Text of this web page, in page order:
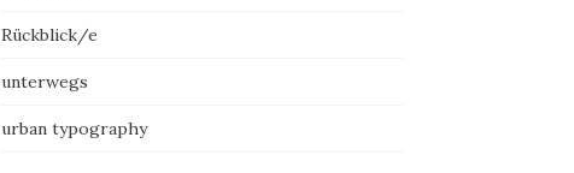
Rückblick/e
unterwegs
urban typography